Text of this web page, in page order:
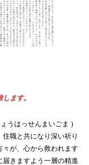
ます。
うはっせんまいごま )
職と共になり深い祈り
が、心から救われます
きますよう一層の精進